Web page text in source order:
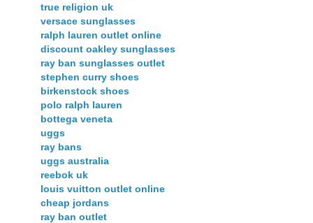
true religion uk
versace sunglasses
ralph lauren outlet online
discount oakley sunglasses
ray ban sunglasses outlet
stephen curry shoes
birkenstock shoes
polo ralph lauren
bottega veneta
uggs
ray bans
uggs australia
reebok uk
louis vuitton outlet online
cheap jordans
ray ban outlet